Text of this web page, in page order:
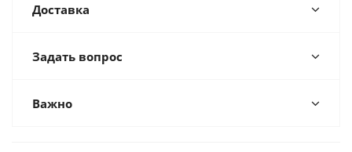
Доставка
Задать вопрос
Важно